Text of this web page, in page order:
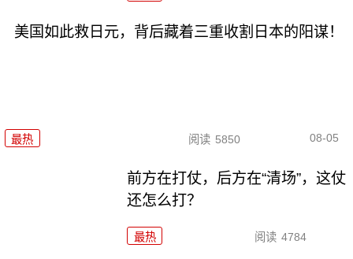
美国如此救日元，背后藏着三重收割日本的阳谋！
最热 阅读 5850 08-05
前方在打仗，后方在“清场”，这仗
还怎么打？
最热 阅读 4784